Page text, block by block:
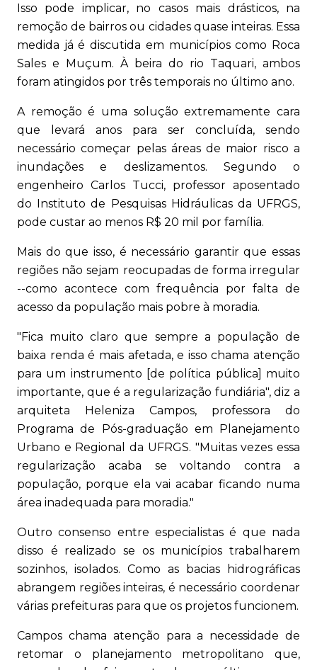
Isso pode implicar, no casos mais drásticos, na
remoção de bairros ou cidades quase inteiras. Essa
medida já é discutida em municípios como Roca
Sales e Muçum. À beira do rio Taquari, ambos
foram atingidos por três temporais no último ano.
A remoção é uma solução extremamente cara
que levará anos para ser concluída, sendo
necessário começar pelas áreas de maior risco a
inundações e deslizamentos. Segundo o
engenheiro Carlos Tucci, professor aposentado
do Instituto de Pesquisas Hidráulicas da UFRGS,
pode custar ao menos R$ 20 mil por família.
Mais do que isso, é necessário garantir que essas
regiões não sejam reocupadas de forma irregular
--como acontece com frequência por falta de
acesso da população mais pobre à moradia.
"Fica muito claro que sempre a população de
baixa renda é mais afetada, e isso chama atenção
para um instrumento [de política pública] muito
importante, que é a regularização fundiária", diz a
arquiteta Heleniza Campos, professora do
Programa de Pós-graduação em Planejamento
Urbano e Regional da UFRGS. "Muitas vezes essa
regularização acaba se voltando contra a
população, porque ela vai acabar ficando numa
área inadequada para moradia."
Outro consenso entre especialistas é que nada
disso é realizado se os municípios trabalharem
sozinhos, isolados. Como as bacias hidrográficas
abrangem regiões inteiras, é necessário coordenar
várias prefeituras para que os projetos funcionem.
Campos chama atenção para a necessidade de
retomar o planejamento metropolitano que,